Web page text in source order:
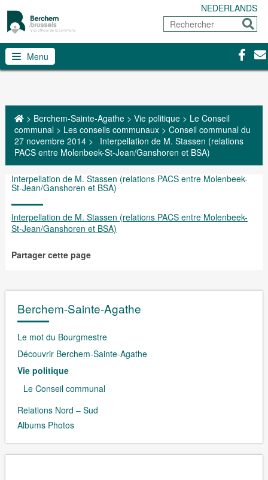
NEDERLANDS
Rechercher
Menu
> Berchem-Sainte-Agathe> Vie politique> Le Conseil
communal> Les conseils communaux> Conseil communal du
27 novembre 2014>
Interpellation de M. Stassen (relations
PACS entre Molenbeek-St-Jean/Ganshoren et BSA)
Interpellation de M. Stassen (relations PACS entre Molenbeek-
St-Jean/Ganshoren et BSA)
Interpellation de M. Stassen (relations PACS entre Molenbeek-
St-Jean/Ganshoren et BSA)
Partager cette page
Berchem-Sainte-Agathe
Le mot du Bourgmestre
Découvrir Berchem-Sainte-Agathe
Vie politique
Le Conseil communal
Relations Nord – Sud
Albums Photos